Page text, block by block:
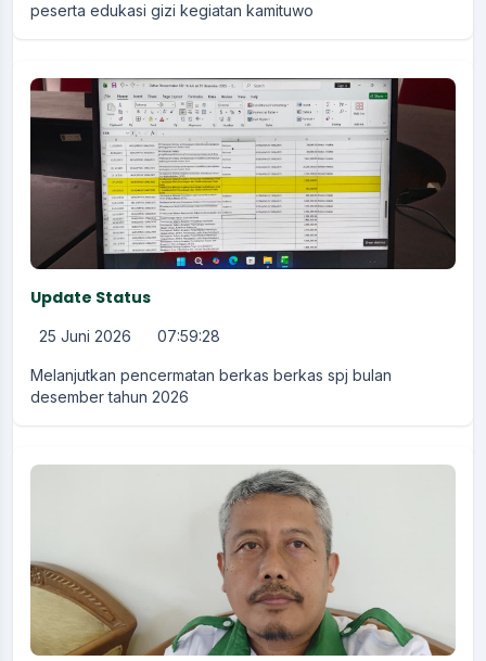
peserta edukasi gizi kegiatan kamituwo
Update Status
25 Juni 2026 07:59:28
Melanjutkan pencermatan berkas berkas spj bulan
desember tahun 2026